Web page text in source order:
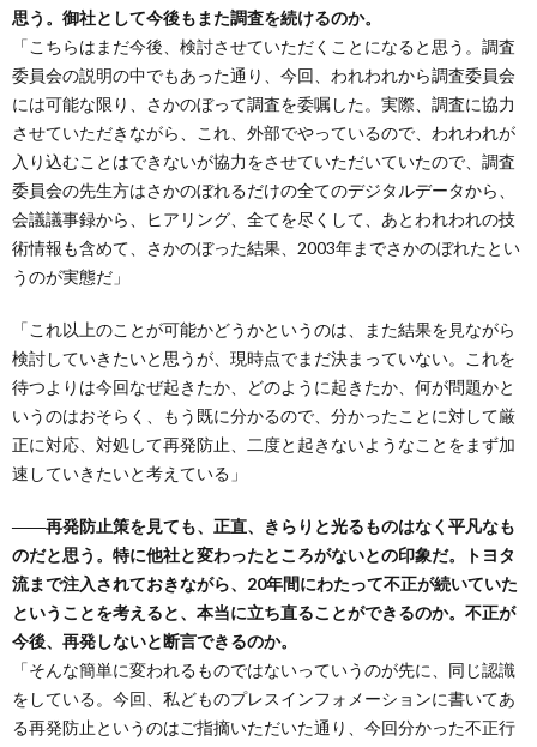
思う。御社として今後もまた調査を続けるのか。
「こちらはまだ今後、検討させていただくことになると思う。調査
委員会の説明の中でもあった通り、今回、われわれから調査委員会
には可能な限り、さかのぼって調査を委嘱した。実際、調査に協力
させていただきながら、これ、外部でやっているので、われわれが
入り込むことはできないが協力をさせていただいていたので、調査
委員会の先生方はさかのぼれるだけの全てのデジタルデータから、
会議議事録から、ヒアリング、全てを尽くして、あとわれわれの技
術情報も含めて、さかのぼった結果、2003年までさかのぼれたとい
うのが実態だ」
「これ以上のことが可能かどうかというのは、また結果を見ながら
検討していきたいと思うが、現時点でまだ決まっていない。これを
待つよりは今回なぜ起きたか、どのように起きたか、何が問題かと
いうのはおそらく、もう既に分かるので、分かったことに対して厳
正に対応、対処して再発防止、二度と起きないようなことをまず加
速していきたいと考えている」
――再発防止策を見ても、正直、きらりと光るものはなく平凡なも
のだと思う。特に他社と変わったところがないとの印象だ。トヨタ
流まで注入されておきながら、20年間にわたって不正が続いていた
ということを考えると、本当に立ち直ることができるのか。不正が
今後、再発しないと断言できるのか。
「そんな簡単に変われるものではないっていうのが先に、同じ認識
をしている。今回、私どものプレスインフォメーションに書いてあ
る再発防止というのはご指摘いただいた通り、今回分かった不正行